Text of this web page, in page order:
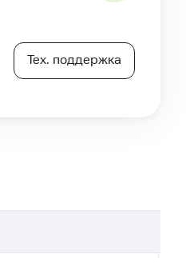
Тех. поддержка